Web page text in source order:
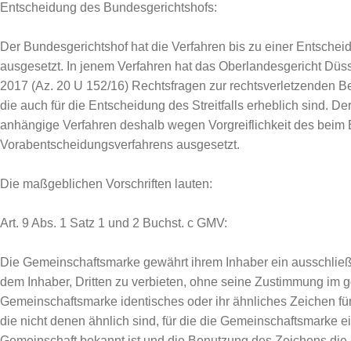
Entscheidung des Bundesgerichtshofs:
Der Bundesgerichtshof hat die Verfahren bis zu einer
ausgesetzt. In jenem Verfahren hat das Oberlandesgericht
2017 (Az. 20 U 152/16) Rechtsfragen zur rechtsverletzenden
die auch für die Entscheidung des Streitfalls erheblich sind.
anhängige Verfahren deshalb wegen Vorgreiflichkeit des beim
Vorabentscheidungsverfahrens ausgesetzt.
Die maßgeblichen Vorschriften lauten:
Art. 9 Abs. 1 Satz 1 und 2 Buchst. c GMV:
Die Gemeinschaftsmarke gewährt ihrem Inhaber ein
dem Inhaber, Dritten zu verbieten, ohne seine Zustimmung im
Gemeinschaftsmarke identisches oder ihr ähnliches Zeichen
die nicht denen ähnlich sind, für die die Gemeinschaftsmarke